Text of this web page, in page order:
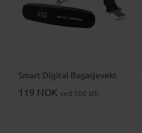
Smart Digital Bagasjevekt
119 NOK ved 500 stk.